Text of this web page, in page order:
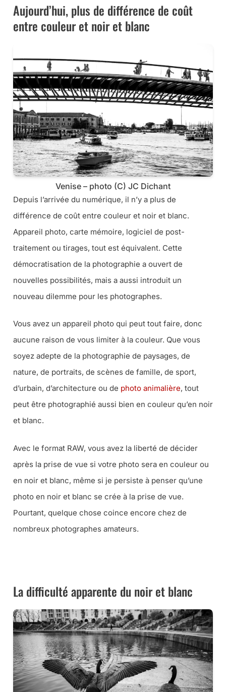
Aujourd’hui, plus de différence de coût
entre couleur et noir et blanc
Venise – photo (C) JC Dichant
Depuis l’arrivée du numérique, il n’y a plus de
différence de coût entre couleur et noir et blanc.
Appareil photo, carte mémoire, logiciel de post-
traitement ou tirages, tout est équivalent. Cette
démocratisation de la photographie a ouvert de
nouvelles possibilités, mais a aussi introduit un
nouveau dilemme pour les photographes.
Vous avez un appareil photo qui peut tout faire, donc
aucune raison de vous limiter à la couleur. Que vous
soyez adepte de la photographie de paysages, de
nature, de portraits, de scènes de famille, de sport,
d’urbain, d’architecture ou de photo animalière, tout
peut être photographié aussi bien en couleur qu’en noir
et blanc.
Avec le format RAW, vous avez la liberté de décider
après la prise de vue si votre photo sera en couleur ou
en noir et blanc, même si je persiste à penser qu’une
photo en noir et blanc se crée à la prise de vue.
Pourtant, quelque chose coince encore chez de
nombreux photographes amateurs.
La difficulté apparente du noir et blanc